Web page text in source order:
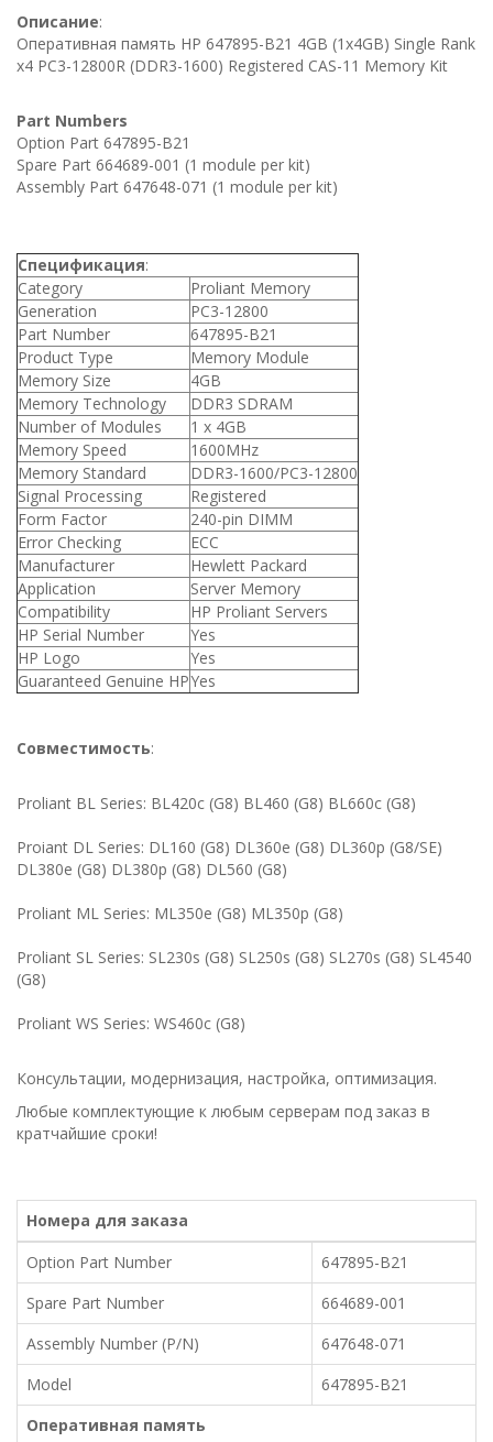
Описание:
Оперативная память HP 647895-B21 4GB (1x4GB) Single Rank
x4 PC3-12800R (DDR3-1600) Registered CAS-11 Memory Kit
Part Numbers
Option Part 647895-B21
Spare Part 664689-001 (1 module per kit)
Assembly Part 647648-071 (1 module per kit)
Спецификация:
Category
Proliant Memory
Generation
PC3-12800
Part Number
647895-B21
Product Type
Memory Module
Memory Size
4GB
Memory Technology
DDR3 SDRAM
Number of Modules
1 x 4GB
Memory Speed
1600MHz
Memory Standard
DDR3-1600/PC3-12800
Signal Processing
Registered
Form Factor
240-pin DIMM
Error Checking
ECC
Manufacturer
Hewlett Packard
Application
Server Memory
Compatibility
HP Proliant Servers
HP Serial Number
Yes
HP Logo
Yes
Guaranteed Genuine HPYes
Совместимость:
Proliant BL Series: BL420c (G8) BL460 (G8) BL660c (G8)
Proiant DL Series: DL160 (G8) DL360e (G8) DL360p (G8/SE)
DL380e (G8) DL380p (G8) DL560 (G8)
Proliant ML Series: ML350e (G8) ML350p (G8)
Proliant SL Series: SL230s (G8) SL250s (G8) SL270s (G8) SL4540
(G8)
Proliant WS Series: WS460c (G8)
Консультации, модернизация, настройка, оптимизация.
Любые комплектующие к любым серверам под заказ в
кратчайшие сроки!
Номера для заказа
Option Part Number
647895-B21
Spare Part Number
664689-001
Assembly Number (P/N)
647648-071
Model
647895-B21
Оперативная память